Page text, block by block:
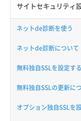
サイトセキュリティ
ネットde診断を使う
ネットde診断について
無料独自SSLを設定する
無料独自SSLの更新に
オプション独自SSLを